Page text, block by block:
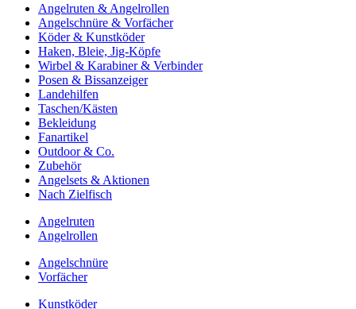
Angelruten & Angelrollen
Angelschnüre & Vorfächer
Köder & Kunstköder
Haken, Bleie, Jig-Köpfe
Wirbel & Karabiner & Verbinder
Posen & Bissanzeiger
Landehilfen
Taschen/Kästen
Bekleidung
Fanartikel
Outdoor & Co.
Zubehör
Angelsets & Aktionen
Nach Zielfisch
Angelruten
Angelrollen
Angelschnüre
Vorfächer
Kunstköder